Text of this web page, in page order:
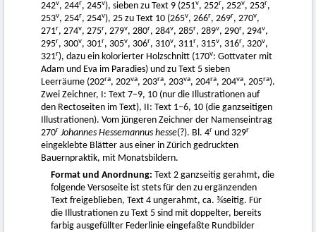
242v, 244r, 245v), sieben zu Text 9 (251v, 252r, 252v, 253r,
253v, 254r, 254v), 25 zu Text 10 (265v, 266r, 269r, 270v,
271r, 274v, 275r, 279v, 280r, 284v, 285r, 289v, 290r, 294v,
295r, 300v, 301r, 305v, 306r, 310v, 311r, 315v, 316r, 320v,
321r), dazu ein kolorierter Holzschnitt (170v: Gottvater mit
Adam und Eva im Paradies) und zu Text 5 sieben
Leerräume (202ra, 202va, 203ra, 203va, 204ra, 204va, 205ra).
Zwei Zeichner, I: Text 7–9, 10 (nur die Illustrationen auf
den Rectoseiten im Text), II: Text 1–6, 10 (die ganzseitigen
Illustrationen). Vom jüngeren Zeichner der Namenseintrag
270r Johannes Hessemannus hesse(?). Bl. 4r und 329r
eingeklebte Blätter aus einer in Zürich gedruckten
Bauernpraktik, mit Monatsbildern.
Format und Anordnung: Text 2 ganzseitig gerahmt, die
folgende Versoseite ist stets für den zu ergänzenden
Text freigeblieben, Text 4 ungerahmt, ca. ¾seitig. Für
die Illustrationen zu Text 5 sind mit doppelter, bereits
farbig ausgefüllter Federlinie eingefaßte Rundbilder